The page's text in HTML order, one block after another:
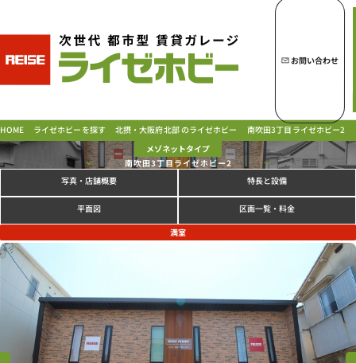
ライゼホビーの魅力
ラインナップ
ご契約の流れ・お支払方法
よくあるご質問
PICK UP!
お問い合わせ
会社概要
特定商取引法に基づく表示
プライバシーポリシー
お問い合わせ
HOME ライゼホビーを探す 北摂・大阪府北部 のライゼホビー 南吹田3丁目ライゼホビー2
メゾネットタイプ
南吹田3丁目ライゼホビー2
写真・店舗概要 特長と設備
平面図 区画一覧・料金
満室